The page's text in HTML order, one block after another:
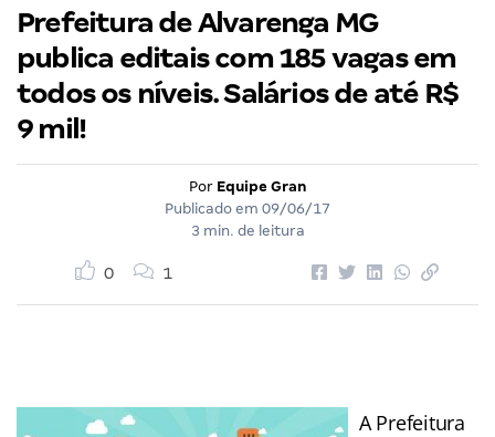
Prefeitura de Alvarenga MG
publica editais com 185 vagas em
todos os níveis. Salários de até R$
9 mil!
Por Equipe Gran
Publicado em 09/06/17
3 min. de leitura
0 1
A Prefeitura